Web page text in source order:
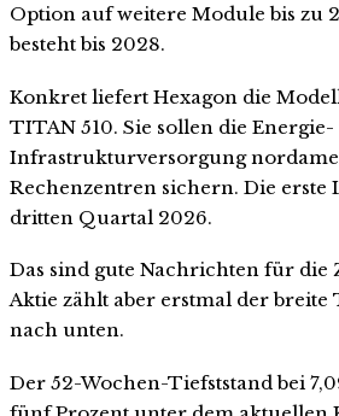
Option auf weitere Module bis zu
besteht bis 2028.
Konkret liefert Hexagon die
TITAN 510. Sie sollen die
Infrastrukturversorgung
Rechenzentren sichern. Die erste
dritten Quartal 2026.
Das sind gute Nachrichten für
Aktie zählt aber erstmal der breite
nach unten.
Der 52-Wochen-Tiefststand bei